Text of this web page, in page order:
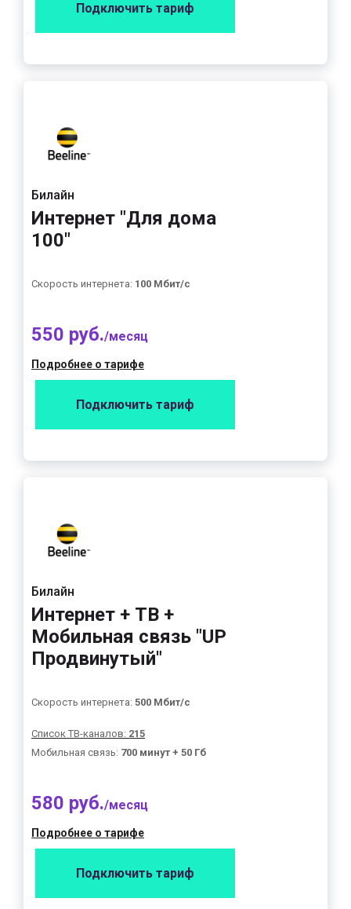
Подключить тариф
Билайн
Интернет "Для дома
100"
Скорость интернета: 100 Мбит/с
550 руб./месяц
Подробнее о тарифе
Подключить тариф
Билайн
Интернет + ТВ +
Мобильная связь "UP
Продвинутый"
Скорость интернета: 500 Мбит/с
Список ТВ-каналов: 215
Мобильная связь: 700 минут + 50 Гб
580 руб./месяц
Подробнее о тарифе
Подключить тариф